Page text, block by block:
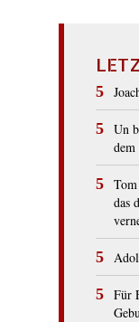
Un
dem
das
Für